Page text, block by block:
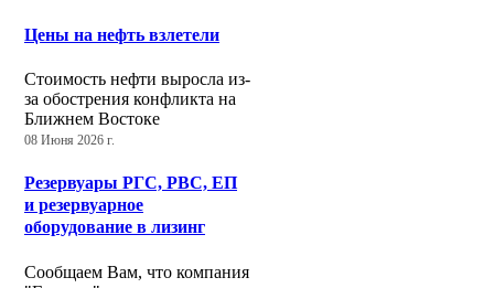
Цены на нефть взлетели
Стоимость нефти выросла из-
за обострения конфликта на
Ближнем Востоке
08 Июня 2026 г.
Резервуары РГС, РВС, ЕП
и резервуарное
оборудование в лизинг
Сообщаем Вам, что компания